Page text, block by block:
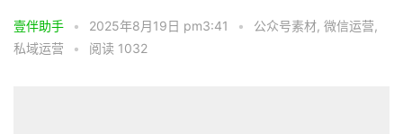
壹伴助手 • 2025年8月19日 pm3:41 • 公众号素材, 微信运营,
私域运营
• 阅读 1032